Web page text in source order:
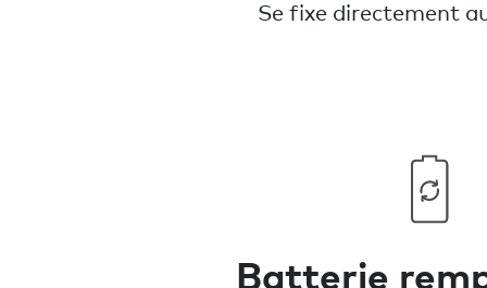
Se fixe directement
Batterie